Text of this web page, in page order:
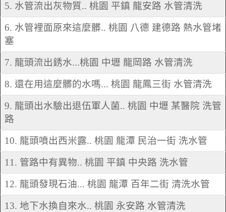
5. 水管流出灰物質.. 桃園 平鎮 龍安路 水管清洗
6. 水管裡面原來這麼髒.. 桃園 八德 建德路 熱水管堵
塞
7. 龍頭流出銹水...桃園 中壢 龍岡路 水管清洗
8. 還在用這麼髒的水嗎... 桃園 龍鳳三街 水管清洗
9. 龍頭出水驗出退伍軍人菌.. 桃園 中壢 某醫院 洗管
路
10. 龍頭噴出西米露.. 桃園 龍潭 民治一街 洗水管
11. 管路中有異物.. 桃園 平鎮 中央路 洗水管
12. 龍頭發現石油... 桃園 龍潭 百年二街 清洗水管
13. 地下水換自來水.. 桃園 永安路 水管清洗